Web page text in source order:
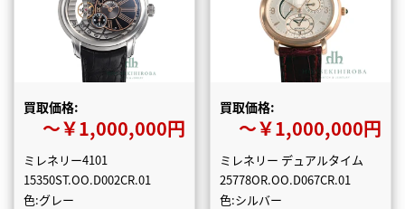
買取価格:
〜￥1,000,000円
ミレネリー4101
15350ST.OO.D002CR.01
色:グレー
買取価格:
〜￥1,000,000円
ミレネリー デュアルタイム
25778OR.OO.D067CR.01
色:シルバー